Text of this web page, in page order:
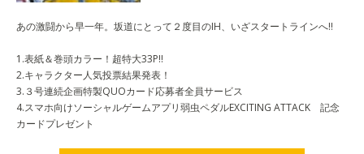
あの激闘から早一年。坂道にとって２度目のIH、いざスタートラインへ!!
1.表紙＆巻頭カラー！超特大33P!!
2.キャラクター人気投票結果発表！
3.３号連続企画特製QUOカード応募者全員サービス
4.スマホ向けソーシャルゲームアプリ弱虫ペダルEXCITING ATTACK 記念
カードプレゼント